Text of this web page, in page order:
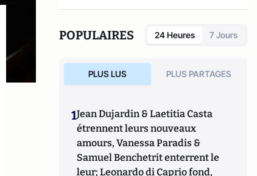
POPULAIRES 24 Heures 7 Jours
PLUS LUS PLUS PARTAGES
1Jean Dujardin & Laetitia Casta
étrennent leurs nouveaux
amours, Vanessa Paradis &
Samuel Benchetrit enterrent le
leur; Leonardo di Caprio fond,